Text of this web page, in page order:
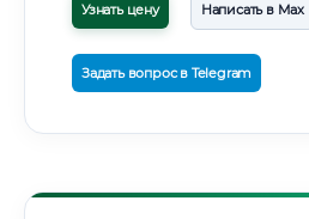
Узнать цену Написать в Max
Задать вопрос в Telegram